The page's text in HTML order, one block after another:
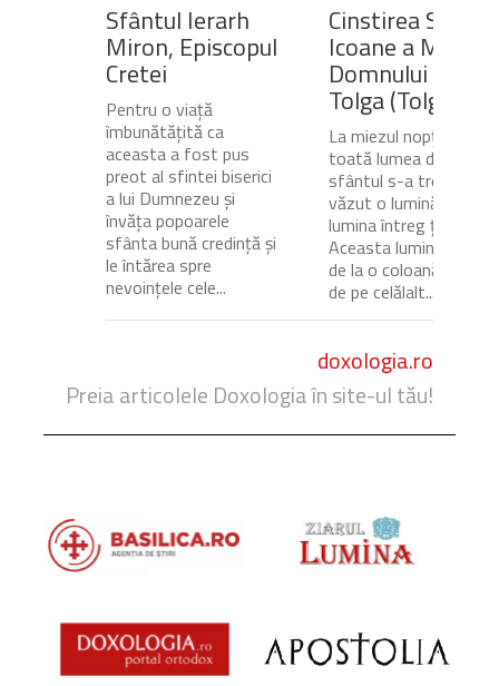
Sfântul Ierarh
Miron, Episcopul
Cretei
Pentru o viață
îmbunătățită ca
aceasta a fost pus
preot al sfintei biserici
a lui Dumnezeu și
învăța popoarele
sfânta bună credință și
le întărea spre
nevoințele cele...
Cinstirea Sfintei
Icoane a Maicii
Domnului de pe
Tolga (Tolgska)
La miezul nopții, când
toată lumea dormea,
sfântul s-a trezit și a
văzut o lumină care
lumina întreg ținutul.
Aceasta lumină venea
de la o coloană de foc
de pe celălalt...
doxologia.ro
Preia articolele Doxologia în site-ul tău!